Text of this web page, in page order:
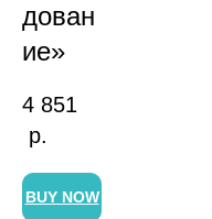
дован
ие»
4 851
р.
BUY NOW